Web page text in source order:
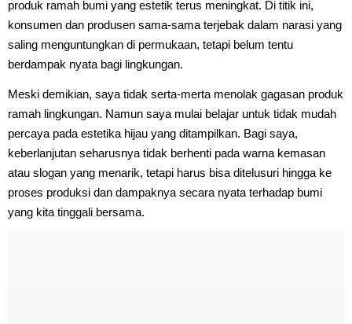
produk ramah bumi yang estetik terus meningkat. Di titik ini,
konsumen dan produsen sama-sama terjebak dalam narasi yang
saling menguntungkan di permukaan, tetapi belum tentu
berdampak nyata bagi lingkungan.
Meski demikian, saya tidak serta-merta menolak gagasan produk
ramah lingkungan. Namun saya mulai belajar untuk tidak mudah
percaya pada estetika hijau yang ditampilkan. Bagi saya,
keberlanjutan seharusnya tidak berhenti pada warna kemasan
atau slogan yang menarik, tetapi harus bisa ditelusuri hingga ke
proses produksi dan dampaknya secara nyata terhadap bumi
yang kita tinggali bersama.